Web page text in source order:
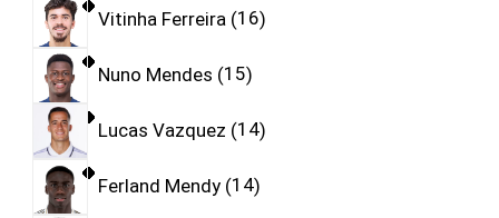
Vitinha Ferreira 16
Nuno Mendes 15
Lucas Vazquez 14
Ferland Mendy 14